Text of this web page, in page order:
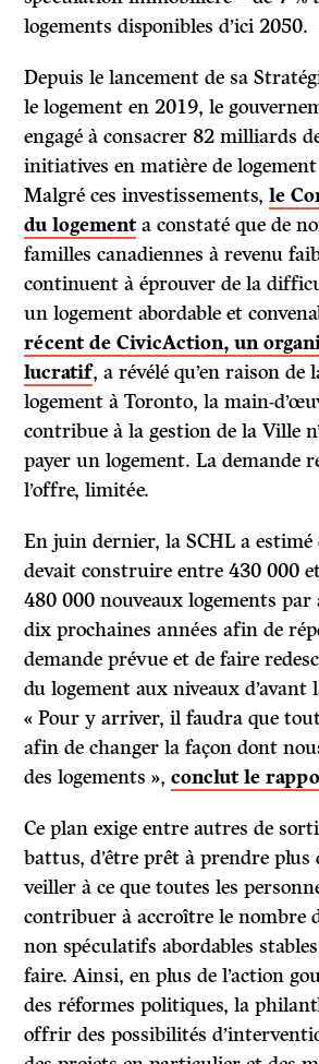
logements disponibles d’ici 2050.
Depuis le lancement de sa
le logement en 2019, le
engagé à consacrer 82 milliards
initiatives en matière de logement
Malgré ces investissements,le
du logement a constaté que de
familles canadiennes à revenu
continuent à éprouver de la
un logement abordable et
récent de CivicAction, un
lucratif, a révélé qu’en raison de
logement à Toronto, la main-
contribue à la gestion de la Ville
payer un logement. La demande
l’offre, limitée.
En juin dernier, la SCHL a estimé
devait construire entre 430 000
480 000 nouveaux logements par
dix prochaines années afin de
demande prévue et de faire
du logement aux niveaux d’avant
« Pour y arriver, il faudra que
afin de changer la façon dont
des logements »,conclut le
Ce plan exige entre autres de
battus, d’être prêt à prendre plus
veiller à ce que toutes les
contribuer à accroître le nombre
non spéculatifs abordables
faire. Ainsi, en plus de l’action
des réformes politiques, la
offrir des possibilités